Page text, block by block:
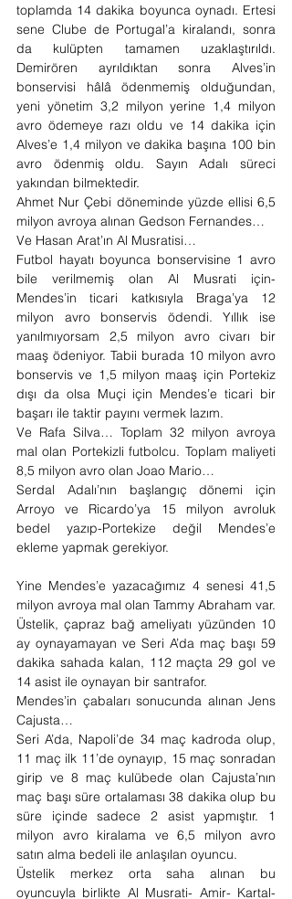
toplamda 14 dakika boyunca oynadı. Ertesi
sene Clube de Portugal’a kiralandı, sonra
da kulüpten tamamen uzaklaştırıldı.
Demirören ayrıldıktan sonra Alves’in
bonservisi hâlâ ödenmemiş olduğundan,
yeni yönetim 3,2 milyon yerine 1,4 milyon
avro ödemeye razı oldu ve 14 dakika için
Alves’e 1,4 milyon ve dakika başına 100 bin
avro ödenmiş oldu. Sayın Adalı süreci
yakından bilmektedir.
Ahmet Nur Çebi döneminde yüzde ellisi 6,5
milyon avroya alınan Gedson Fernandes…
Ve Hasan Arat’ın Al Musratisi…
Futbol hayatı boyunca bonservisine 1 avro
bile verilmemiş olan Al Musrati için-
Mendes’in ticari katkısıyla Braga’ya 12
milyon avro bonservis ödendi. Yıllık ise
yanılmıyorsam 2,5 milyon avro civarı bir
maaş ödeniyor. Tabii burada 10 milyon avro
bonservis ve 1,5 milyon maaş için Portekiz
dışı da olsa Muçi için Mendes’e ticari bir
başarı ile taktir payını vermek lazım.
Ve Rafa Silva… Toplam 32 milyon avroya
mal olan Portekizli futbolcu. Toplam maliyeti
8,5 milyon avro olan Joao Mario…
Serdal Adalı’nın başlangıç dönemi için
Arroyo ve Ricardo’ya 15 milyon avroluk
bedel yazıp-Portekize değil Mendes’e
ekleme yapmak gerekiyor.
Yine Mendes’e yazacağımız 4 senesi 41,5
milyon avroya mal olan Tammy Abraham var.
Üstelik, çapraz bağ ameliyatı yüzünden 10
ay oynayamayan ve Seri A’da maç başı 59
dakika sahada kalan, 112 maçta 29 gol ve
14 asist ile oynayan bir santrafor.
Mendes’in çabaları sonucunda alınan Jens
Cajusta…
Seri A’da, Napoli’de 34 maç kadroda olup,
11 maç ilk 11’de oynayıp, 15 maç sonradan
girip ve 8 maç kulübede olan Cajusta’nın
maç başı süre ortalaması 38 dakika olup bu
süre içinde sadece 2 asist yapmıştır. 1
milyon avro kiralama ve 6,5 milyon avro
satın alma bedeli ile anlaşılan oyuncu.
Üstelik merkez orta saha alınan bu
oyuncuyla birlikte Al Musrati- Amir- Kartal-